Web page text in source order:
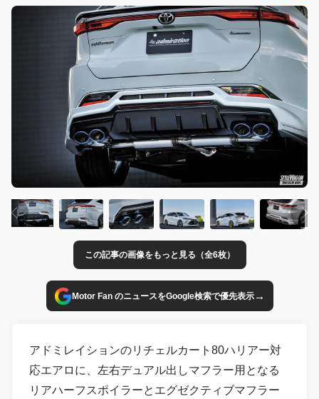
この記事の画像をもっと見る（全6枚）
Motor Fan のニュースをGoogle検索で優先表示→
アドミレイションのリチェルカート80ハリアー対
応エアロに、左右デュアル出しマフラー用となる
リアハーフスポイラーとエグゼクティブマフラー